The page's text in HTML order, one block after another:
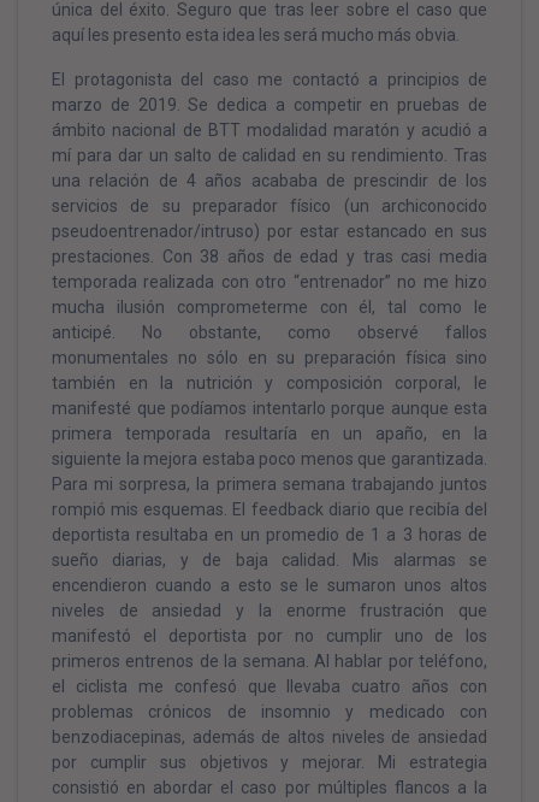
única del éxito. Seguro que tras leer sobre el caso que
aquí les presento esta idea les será mucho más obvia.
El protagonista del caso me contactó a principios de
marzo de 2019. Se dedica a competir en pruebas de
ámbito nacional de BTT modalidad maratón y acudió a
mí para dar un salto de calidad en su rendimiento. Tras
una relación de 4 años acababa de prescindir de los
servicios de su preparador físico (un archiconocido
pseudoentrenador/intruso) por estar estancado en sus
prestaciones. Con 38 años de edad y tras casi media
temporada realizada con otro “entrenador” no me hizo
mucha ilusión comprometerme con él, tal como le
anticipé. No obstante, como observé fallos
monumentales no sólo en su preparación física sino
también en la nutrición y composición corporal, le
manifesté que podíamos intentarlo porque aunque esta
primera temporada resultaría en un apaño, en la
siguiente la mejora estaba poco menos que garantizada.
Para mi sorpresa, la primera semana trabajando juntos
rompió mis esquemas. El feedback diario que recibía del
deportista resultaba en un promedio de 1 a 3 horas de
sueño diarias, y de baja calidad. Mis alarmas se
encendieron cuando a esto se le sumaron unos altos
niveles de ansiedad y la enorme frustración que
manifestó el deportista por no cumplir uno de los
primeros entrenos de la semana. Al hablar por teléfono,
el ciclista me confesó que llevaba cuatro años con
problemas crónicos de insomnio y medicado con
benzodiacepinas, además de altos niveles de ansiedad
por cumplir sus objetivos y mejorar. Mi estrategia
consistió en abordar el caso por múltiples flancos a la